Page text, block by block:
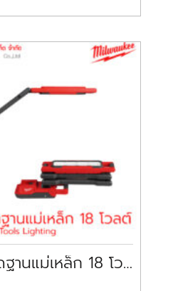
ไฟก้านปรับยืดหดฐานแม่เหล็ก 18 โวลต์ มิลวอกี้